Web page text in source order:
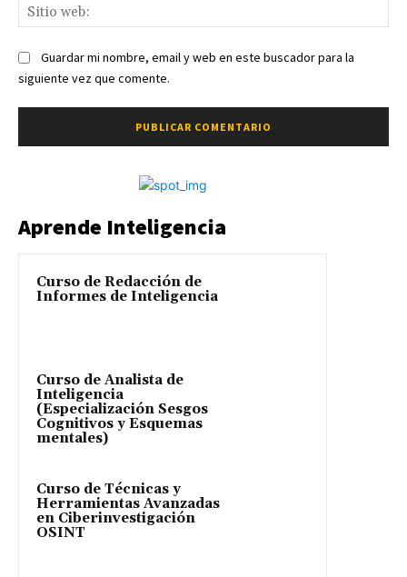
Guardar mi nombre, email y web en este buscador para la
siguiente vez que comente.
Aprende Inteligencia
Curso de Redacción de
Informes de Inteligencia
Curso de Analista de
Inteligencia
(Especialización Sesgos
Cognitivos y Esquemas
mentales)
Curso de Técnicas y
Herramientas Avanzadas
en Ciberinvestigación
OSINT